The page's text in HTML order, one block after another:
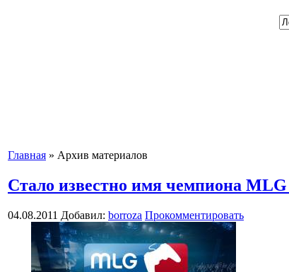
Главная » Архив материалов
Стало известно имя чемпиона
04.08.2011 Добавил: borroza Прокомментировать